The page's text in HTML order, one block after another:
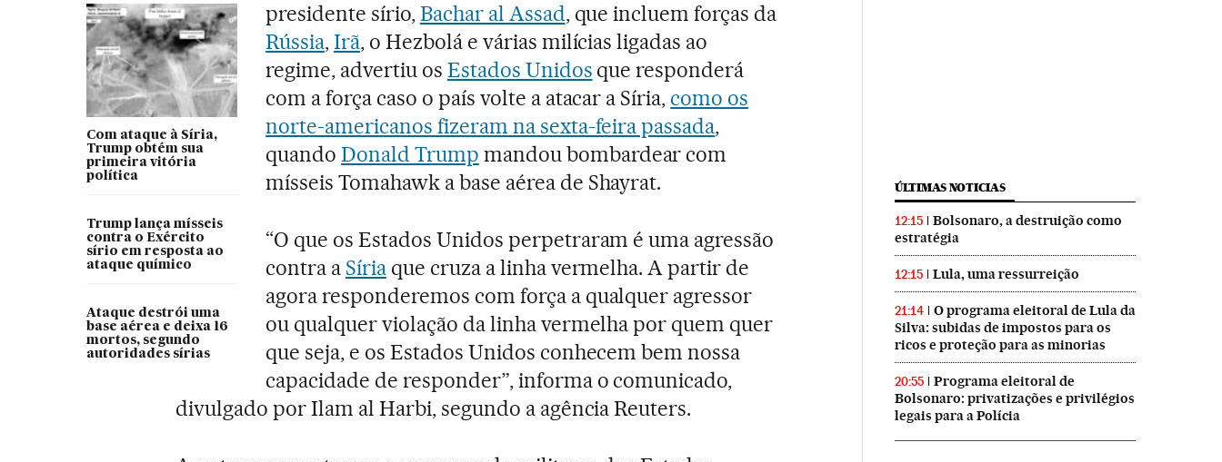
Com ataque à Síria,
Trump obtém sua
primeira vitória
política
Trump lança mísseis
contra o Exército
sírio em resposta ao
ataque químico
Ataque destrói uma
base aérea e deixa 16
mortos, segundo
autoridades sírias
presidente sírio,Bachar al Assad, que incluem forças da
Rússia,Irã, o Hezbolá e várias milícias ligadas ao
regime, advertiu os Estados Unidos que responderá
com a força caso o país volte a atacar a Síria, como os
norte-americanos fizeram na sexta-feira passada,
quandoDonald Trump mandou bombardear com
mísseis Tomahawk a base aérea de Shayrat.
“O que os Estados Unidos perpetraram é uma agressão
contra a Síriaque cruza a linha vermelha. A partir de
agora responderemos com força a qualquer agressor
ou qualquer violação da linha vermelha por quem quer
que seja, e os Estados Unidos conhecem bem nossa
capacidade de responder”, informa o comunicado,
divulgado por Ilam al Harbi, segundo a agência Reuters.
ÚLTIMAS NOTICIAS
12:15
Bolsonaro, a destruição como
estratégia
12:15 Lula, uma ressurreição
21:14
O programa eleitoral de Lula da
Silva: subidas de impostos para os
ricos e proteção para as minorias
20:55
Programa eleitoral de
Bolsonaro: privatizações e privilégios
legais para a Polícia